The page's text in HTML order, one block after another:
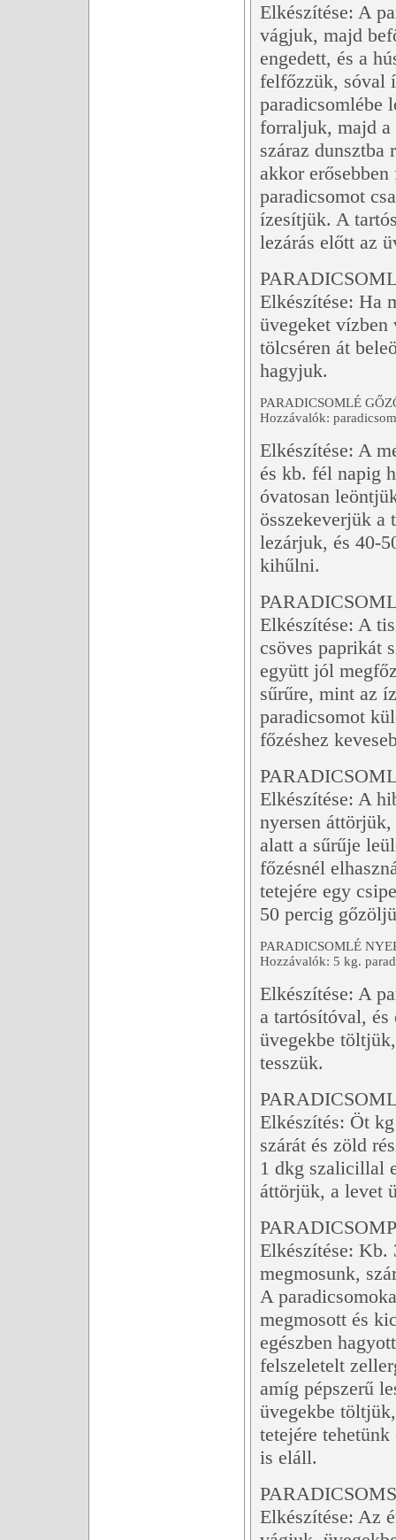
Elkészítése: A
vágjuk, majd
engedett, és a
felfőzzük, sóval
paradicsomlébe
forraljuk, majd a
száraz
akkor
paradicsomot
ízesítjük. A
lezárás előtt az
Elkészítése: Ha
üvegeket
tölcséren át
hagyjuk.
PARADICSOMLÉ
Hozzávalók:
Elkészítése: A
és kb. fél napig
óvatosan
összekeverjük a
lezárjuk, és 40-
kihűlni.
Elkészítése: A
csöves paprikát
együtt jól
sűrűre, mint az
paradicsomot
főzéshez
Elkészítése: A
nyersen
alatt a sűrűje
főzésnél
tetejére egy
50 percig
PARADICSOMLÉ
Hozzávalók: 5 kg.
Elkészítése: A
a tartósítóval,
üvegekbe
tesszük.
Elkészítés: Öt
szárát és zöld
1 dkg szalicillal
áttörjük, a levet
Elkészítése: Kb.
megmosunk,
A
megmosott és
egészben
felszeletelt
amíg pépszerű
üvegekbe
tetejére
is eláll.
Elkészítése: Az